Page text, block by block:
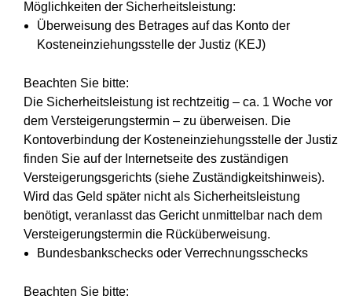
Möglichkeiten der Sicherheitsleistung:
Überweisung des Betrages auf das Konto der
Kosteneinziehungsstelle der Justiz (KEJ)
Beachten Sie bitte:
Die Sicherheitsleistung ist rechtzeitig – ca. 1 Woche vor
dem Versteigerungstermin – zu überweisen. Die
Kontoverbindung der Kosteneinziehungsstelle der Justiz
finden Sie auf der Internetseite des zuständigen
Versteigerungsgerichts (siehe Zuständigkeitshinweis).
Wird das Geld später nicht als Sicherheitsleistung
benötigt, veranlasst das Gericht unmittelbar nach dem
Versteigerungstermin die Rücküberweisung.
Bundesbankschecks oder Verrechnungsschecks
Beachten Sie bitte: